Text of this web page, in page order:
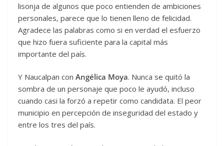
lisonja de algunos que poco entienden de ambiciones
personales, parece que lo tienen lleno de felicidad.
Agradece las palabras como si en verdad el esfuerzo
que hizo fuera suficiente para la capital más
importante del país.
Y Naucalpan con Angélica Moya. Nunca se quitó la
sombra de un personaje que poco le ayudó, incluso
cuando casi la forzó a repetir como candidata. El peor
municipio en percepción de inseguridad del estado y
entre los tres del país.